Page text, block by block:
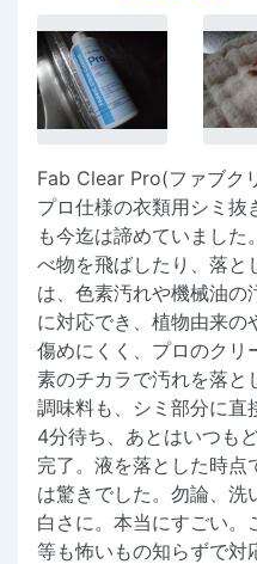
Fab Clear Pro(ファブク
プロ仕様の衣類用シミ抜
も今迄は諦めていまし
べ物を飛ばしたり、落
は、色素汚れや機械油の
に対応でき、植物由来の
傷めにくく、プロのクリ
素のチカラで汚れを落と
調味料も、シミ部分に直
4分待ち、あとはいつも
完了。液を落とした時点
は驚きでした。勿論、洗
白さに。本当にすごい。
等も怖いもの知らずで対